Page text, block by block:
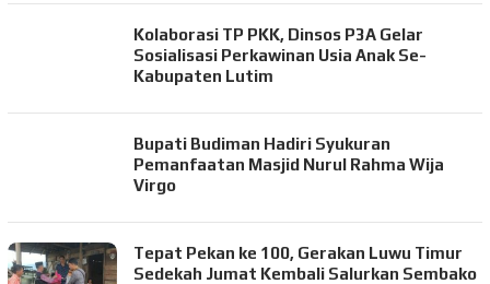
Kolaborasi TP PKK, Dinsos P3A Gelar
Sosialisasi Perkawinan Usia Anak Se-
Kabupaten Lutim
Bupati Budiman Hadiri Syukuran
Pemanfaatan Masjid Nurul Rahma Wija
Virgo
Tepat Pekan ke 100, Gerakan Luwu Timur
Sedekah Jumat Kembali Salurkan Sembako